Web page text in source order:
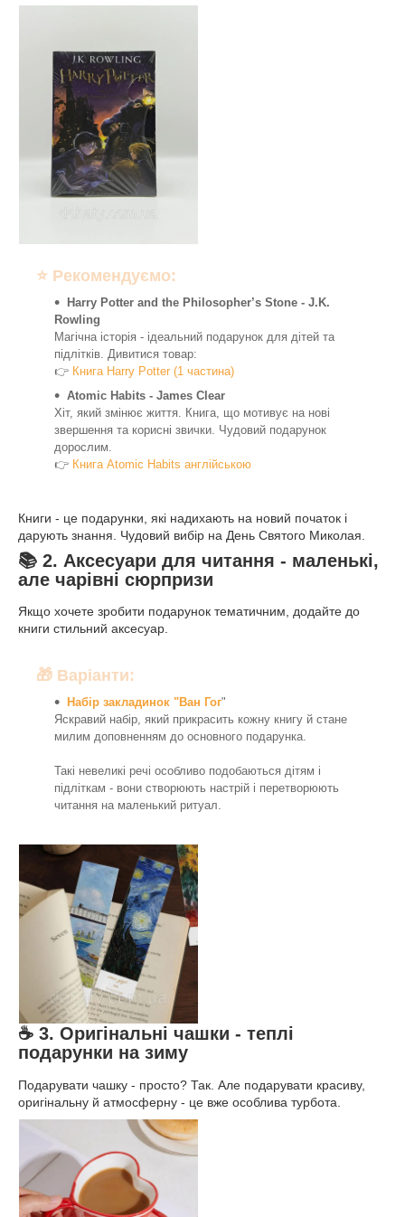
⭐ Рекомендуємо:
Harry Potter and the Philosopher’s Stone - J.K.
Rowling
Магічна історія - ідеальний подарунок для дітей та
підлітків. Дивитися товар:
👉 Книга Harry Potter (1 частина)
Atomic Habits - James Clear
Хіт, який змінює життя. Книга, що мотивує на нові
звершення та корисні звички. Чудовий подарунок
дорослим.
👉 Книга Atomic Habits англійською
Книги - це подарунки, які надихають на новий початок і
дарують знання. Чудовий вибір на День Святого Миколая.
📚 2. Аксесуари для читання - маленькі,
але чарівні сюрпризи
Якщо хочете зробити подарунок тематичним, додайте до
книги стильний аксесуар.
🎁 Варіанти:
Набір закладинок "Ван Гог"
Яскравий набір, який прикрасить кожну книгу й стане
милим доповненням до основного подарунка.
Такі невеликі речі особливо подобаються дітям і
підліткам - вони створюють настрій і перетворюють
читання на маленький ритуал.
☕ 3. Оригінальні чашки - теплі
подарунки на зиму
Подарувати чашку - просто? Так. Але подарувати красиву,
оригінальну й атмосферну - це вже особлива турбота.